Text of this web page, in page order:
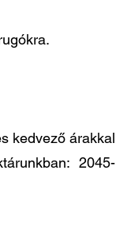
kedvező árakkal
2045-